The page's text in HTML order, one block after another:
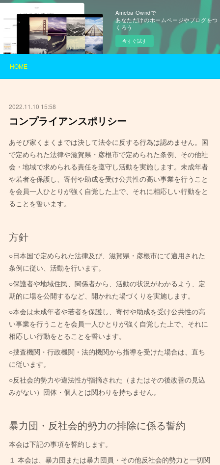
Ameba Owndで
あなただけのホームページやブログをつ
くろう
今すぐ試す
HOME
2022.11.10 15:58
コンプライアンスポリシー
あそび家くまくまでは決して法令に反する行為は認めません。国
で定められた法律や滋賀県・彦根市で定められた条例、その他社
会・地域で求められる責任を遵守し活動を実施します。未成年者
や若者を保護し、寄付や助成を受け公共性の高い事業を行うこと
を会員一人ひとりが強く自覚した上で、それに相応しい行動をと
ることを誓います。
方針
○日本国で定められた法律及び、滋賀県・彦根市にて適用された
条例に従い、活動を行います。
○保護者や地域住民、関係者から、活動の状況がわかるよう、定
期的に場を公開するなど、開かれた場づくりを実施します。
○本会は未成年者や若者を保護し、寄付や助成を受け公共性の高
い事業を行うことを会員一人ひとりが強く自覚した上で、それに
相応しい行動をとることを誓います。
○捜査機関・行政機関・法的機関から指導を受けた場合は、直ち
に従います。
○反社会的勢力や違法性が指摘された（またはその後改善の見込
みがない）団体・個人とは関わりを持ちません。
暴力団・反社会的勢力の排除に係る誓約
本会は下記の事項を誓約します。
１ 本会は、暴力団または暴力団員・その他反社会的勢力と一切関